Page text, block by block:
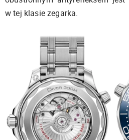
w tej klasie zegarka.